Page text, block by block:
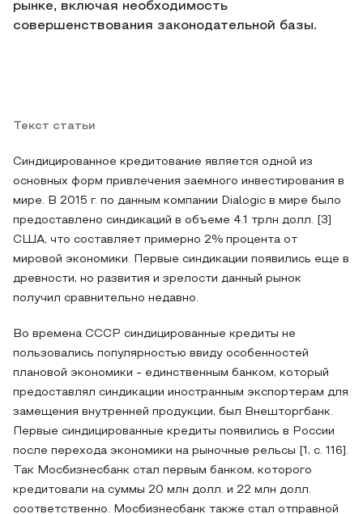
рынке, включая необходимость
совершенствования законодательной базы.
Текст статьи
Синдицированное кредитование является одной из
основных форм привлечения заемного инвестирования в
мире. В 2015 г. по данным компании Dialogic в мире было
предоставлено синдикаций в объеме 4.1 трлн долл. [3]
США, что составляет примерно 2% процента от
мировой экономики. Первые синдикации появились еще в
древности, но развития и зрелости данный рынок
получил сравнительно недавно.
Во времена СССР синдицированные кредиты не
пользовались популярностью ввиду особенностей
плановой экономики - единственным банком, который
предоставлял синдикации иностранным экспортерам для
замещения внутренней продукции, был Внешторгбанк.
Первые синдицированные кредиты появились в России
после перехода экономики на рыночные рельсы [1, с. 116].
Так Мосбизнесбанк стал первым банком, которого
кредитовали на суммы 20 млн долл. и 22 млн долл.
соответственно. Мосбизнесбанк также стал отправной